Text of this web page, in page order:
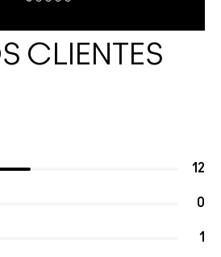
CLIENTES
12
0
1